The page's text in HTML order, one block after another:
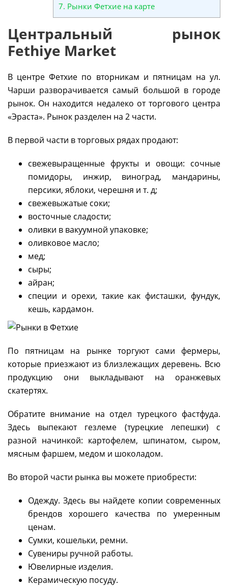
7. Рынки Фетхие на карте
Центральный рынок
Fethiye Market
В центре Фетхие по вторникам и пятницам на ул.
Чарши разворачивается самый большой в городе
рынок. Он находится недалеко от торгового центра
«Эраста». Рынок разделен на 2 части.
В первой части в торговых рядах продают:
свежевыращенные фрукты и овощи: сочные
помидоры, инжир, виноград, мандарины,
персики, яблоки, черешня и т. д;
свежевыжатые соки;
восточные сладости;
оливки в вакуумной упаковке;
оливковое масло;
мед;
сыры;
айран;
специи и орехи, такие как фисташки, фундук,
кешь, кардамон.
По пятницам на рынке торгуют сами фермеры,
которые приезжают из близлежащих деревень. Всю
продукцию они выкладывают на оранжевых
скатертях.
Обратите внимание на отдел турецкого фастфуда.
Здесь выпекают гезлеме (турецкие лепешки) с
разной начинкой: картофелем, шпинатом, сыром,
мясным фаршем, медом и шоколадом.
Во второй части рынка вы можете приобрести:
Одежду. Здесь вы найдете копии современных
брендов хорошего качества по умеренным
ценам.
Сумки, кошельки, ремни.
Сувениры ручной работы.
Ювелирные изделия.
Керамическую посуду.